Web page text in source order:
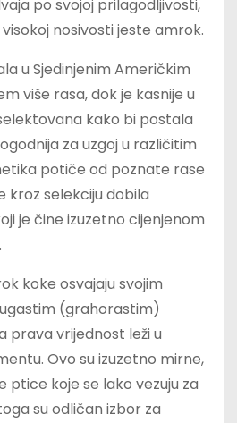
po svojoj prilagodljivosti,
nosivosti jeste amrok.
u Sjedinjenim Američkim
više rasa, dok je kasnije u
kako bi postala
za uzgoj u različitim
potiče od poznate rase
kroz selekciju dobila
je čine izuzetno cijenjenom
koke osvajaju svojim
(grahorastim)
prava vrijednost leži u
Ovo su izuzetno mirne,
ptice koje se lako vezuju za
su odličan izbor za